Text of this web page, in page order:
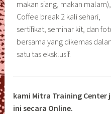
makan siang, makan malam),
Coffee break 2 kali sehari,
sertifikat, seminar kit, dan
bersama yang dikemas
satu tas eksklusif.
kami Mitra Training
ini secara Online.